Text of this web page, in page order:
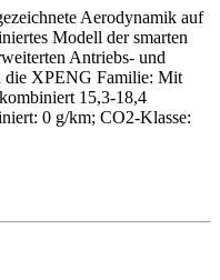
Aerodynamik auf
Modell der smarten
Antriebs- und
die XPENG Familie: Mit
15,3-18,4
0 g/km; CO2-Klasse: